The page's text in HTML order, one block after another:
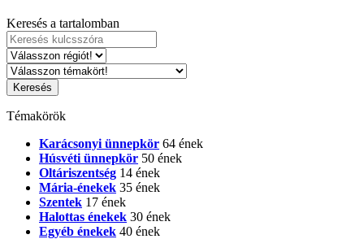
Keresés a tartalomban
Témakörök
Karácsonyi ünnepkör 64 ének
Húsvéti ünnepkör 50 ének
Oltáriszentség 14 ének
Mária-énekek 35 ének
Szentek 17 ének
Halottas énekek 30 ének
Egyéb énekek 40 ének